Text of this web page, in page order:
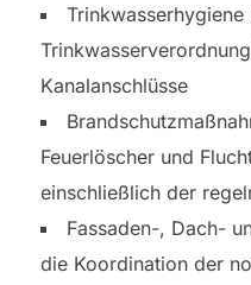
Kanalanschlüsse
Feuerlöscher und
einschließlich der
Fassaden-, Dach-
die Koordination der